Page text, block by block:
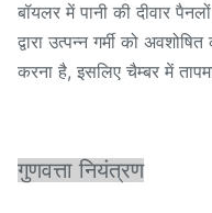
बॉयलर में पानी की दीवार
द्वारा उत्पन्न गर्मी को
करना है, इसलिए चैम्बर में
गुणवत्ता नियंत्रण